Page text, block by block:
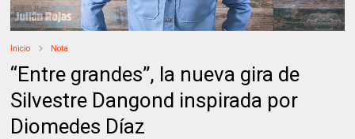
Inicio Nota
“Entre grandes”, la nueva gira de
Silvestre Dangond inspirada por
Diomedes Díaz